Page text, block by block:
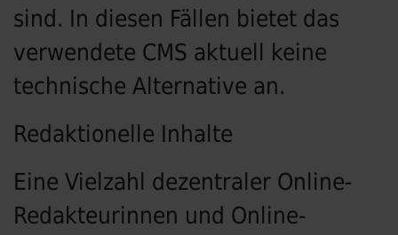
sind. In diesen Fällen bietet das
verwendete CMS aktuell keine
technische Alternative an.
Redaktionelle Inhalte
Eine Vielzahl dezentraler Online-
Redakteurinnen und Online-